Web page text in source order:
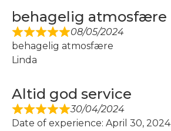
behagelig atmosfære
08/05/2024
behagelig atmosfære
Linda
Altid god service
30/04/2024
Date of experience: April 30, 2024